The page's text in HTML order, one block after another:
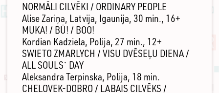
NORMĀLI CILVĒKI / ORDINARY PEOPLE
Alise Zariņa, Latvija, Igaunija, 30 min., 16+
MUKA! / BŪ! / BOO!
Kordian Kadziela, Polija, 27 min., 12+
SWIETO ZMARLYCH / VISU DVĒSEĻU DIENA /
ALL SOULS` DAY
Aleksandra Terpinska, Polija, 18 min.
CHELOVEK-DOBRO / LABAIS CILVĒKS /